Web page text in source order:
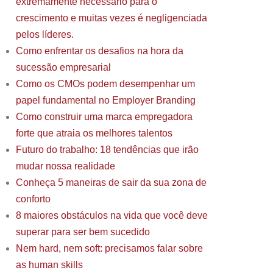
crescimento e muitas vezes é negligenciada
pelos líderes.
Como enfrentar os desafios na hora da
sucessão empresarial
Como os CMOs podem desempenhar um
papel fundamental no Employer Branding
Como construir uma marca empregadora
forte que atraia os melhores talentos
Futuro do trabalho: 18 tendências que irão
mudar nossa realidade
Conheça 5 maneiras de sair da sua zona de
conforto
8 maiores obstáculos na vida que você deve
superar para ser bem sucedido
Nem hard, nem soft: precisamos falar sobre
as human skills